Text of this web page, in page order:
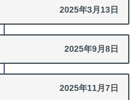
2025年3月13日
2025年9月8日
2025年11月7日